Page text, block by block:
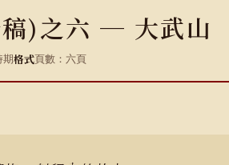
)之六 ─ 大武山
期格式頁數：六頁